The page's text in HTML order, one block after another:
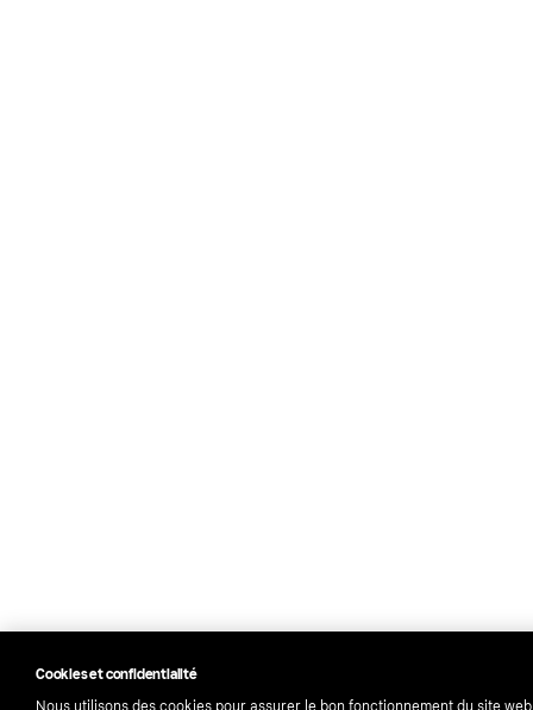
Cookies et confidentialité
Nous utilisons des cookies pour assurer le bon fonctionnement du site